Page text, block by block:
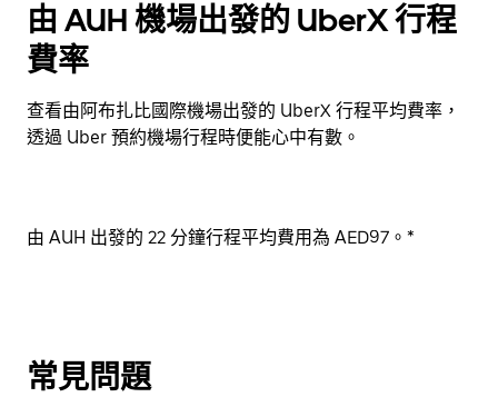
由 AUH 機場出發的 UberX 行程
費率
查看由阿布扎比國際機場出發的 UberX 行程平均費率，
透過 Uber 預約機場行程時便能心中有數。
由 AUH 出發的 22 分鐘行程平均費用為 AED97。*
常見問題